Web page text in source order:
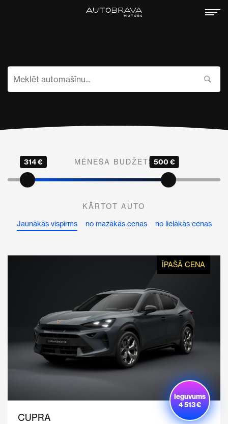
MĒNEŠA BUDŽETS
314 € 500 €
KĀRTOT AUTO
Jaunākās vispirms
no mazākās cenas no lielākās cenas
ĪPAŠĀ CENA
CUPRA
Ieguvums
4 513 €